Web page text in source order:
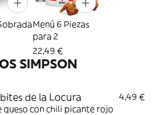
Menú 6 Piezas
para 2
22,49 €
SIMPSON
de la Locura
4,49 €
queso con chili picante rojo